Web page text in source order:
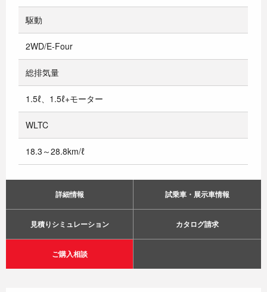
駆動
2WD/E-Four
総排気量
1.5ℓ、1.5ℓ+モーター
WLTC
18.3～28.8km/ℓ
詳細情報 試乗車・展示車情報
見積りシミュレーション カタログ請求
ご購入相談